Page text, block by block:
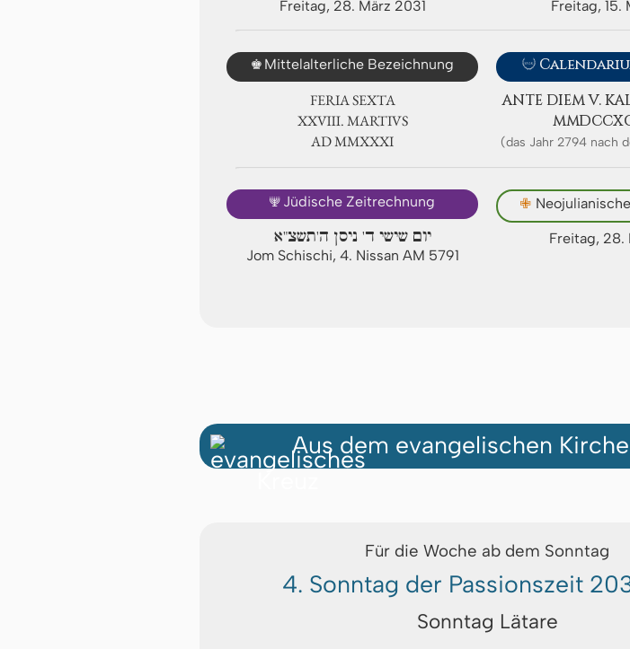
Freitag, 28. März 2031
Freitag, 15.
♚ Mittelalterliche Bezeichnung
FERIA SEXTA
ⅩⅩⅧ. MARTIVS
AD ⅯⅯⅩⅩⅪ

ANTE DIEM V.
(das Jahr 2794 nach
🕎 Jüdische Zeitrechnung
יום שישי ד' ניסן ה'תשצ"א
Jom Schischi, 4. Nissan AM 5791
✙
Freitag, 28.
Aus dem evangelischen
Für die Woche ab dem Sonntag
4. Sonntag der Passionszeit
Sonntag Lätare